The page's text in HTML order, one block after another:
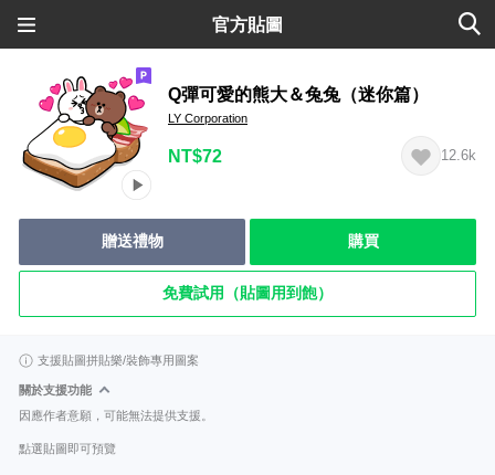
官方貼圖
Q彈可愛的熊大＆兔兔（迷你篇）
LY Corporation
NT$72 12.6k
贈送禮物 購買
免費試用（貼圖用到飽）
支援貼圖拼貼樂/裝飾專用圖案
關於支援功能
因應作者意願，可能無法提供支援。
點選貼圖即可預覽